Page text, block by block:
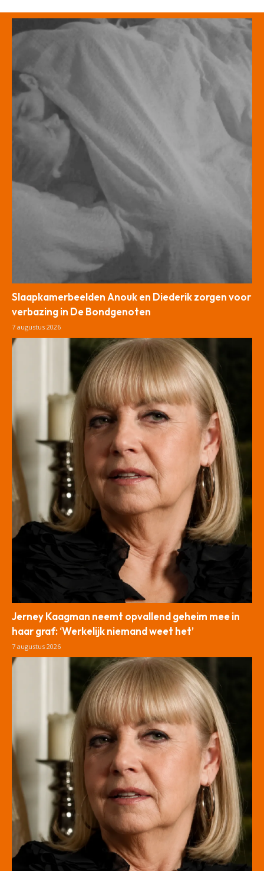
Slaapkamerbeelden Anouk en Diederik zorgen voor
verbazing in De Bondgenoten
7 augustus 2026
Jerney Kaagman neemt opvallend geheim mee in
haar graf: ‘Werkelijk niemand weet het’
7 augustus 2026